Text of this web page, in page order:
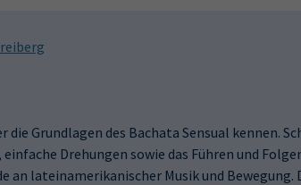
die Grundlagen des Bachata Sensual kennen.
Drehungen sowie das Führen und
an lateinamerikanischer Musik und Bewegung.